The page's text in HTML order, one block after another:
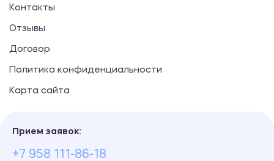
Контакты
Отзывы
Договор
Политика конфиденциальности
Карта сайта
Прием заявок:
+7 958 111-86-18